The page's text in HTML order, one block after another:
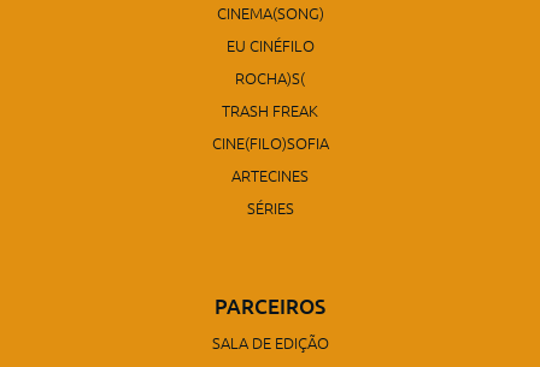
CINEMA(SONG)
EU CINÉFILO
ROCHA)S(
TRASH FREAK
CINE(FILO)SOFIA
ARTECINES
SÉRIES
PARCEIROS
SALA DE EDIÇÃO